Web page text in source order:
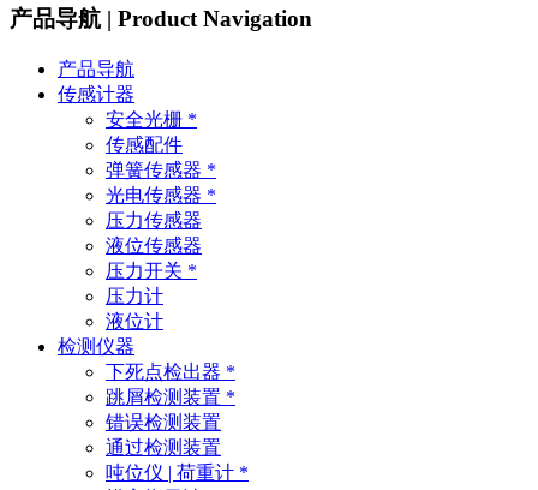
产品导航 | Product Navigation
产品导航
传感计器
安全光栅 *
传感配件
弹簧传感器 *
光电传感器 *
压力传感器
液位传感器
压力开关 *
压力计
液位计
检测仪器
下死点检出器 *
跳屑检测装置 *
错误检测装置
通过检测装置
吨位仪 | 荷重计 *